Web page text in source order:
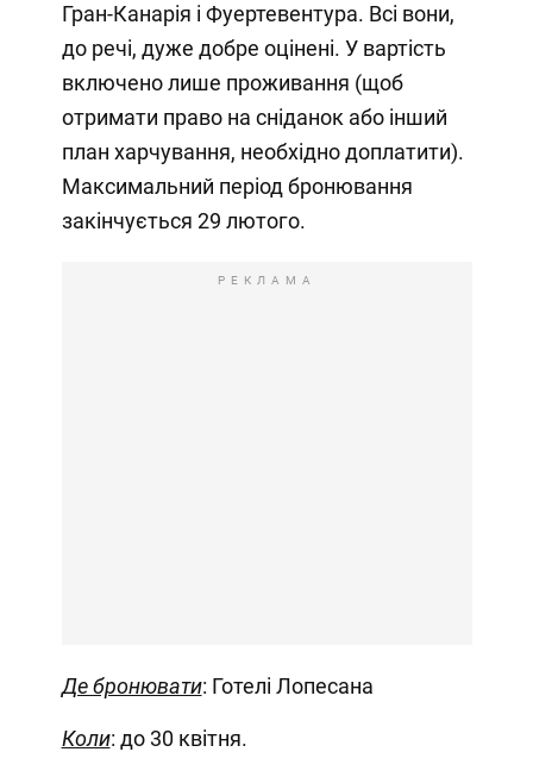
Гран-Канарія і Фуертевентура. Всі вони,
до речі, дуже добре оцінені. У вартість
включено лише проживання (щоб
отримати право на сніданок або інший
план харчування, необхідно доплатити).
Максимальний період бронювання
закінчується 29 лютого.
РЕКЛАМА
Де бронювати: Готелі Лопесана
Коли: до 30 квітня.